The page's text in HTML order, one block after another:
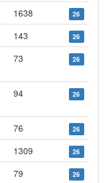
1638 26
143 26
73 26
94 26
76 26
1309 26
79 26